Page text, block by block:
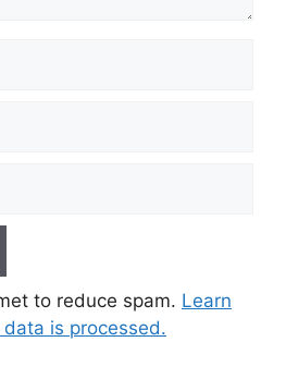
to reduce spam. Learn
is processed.